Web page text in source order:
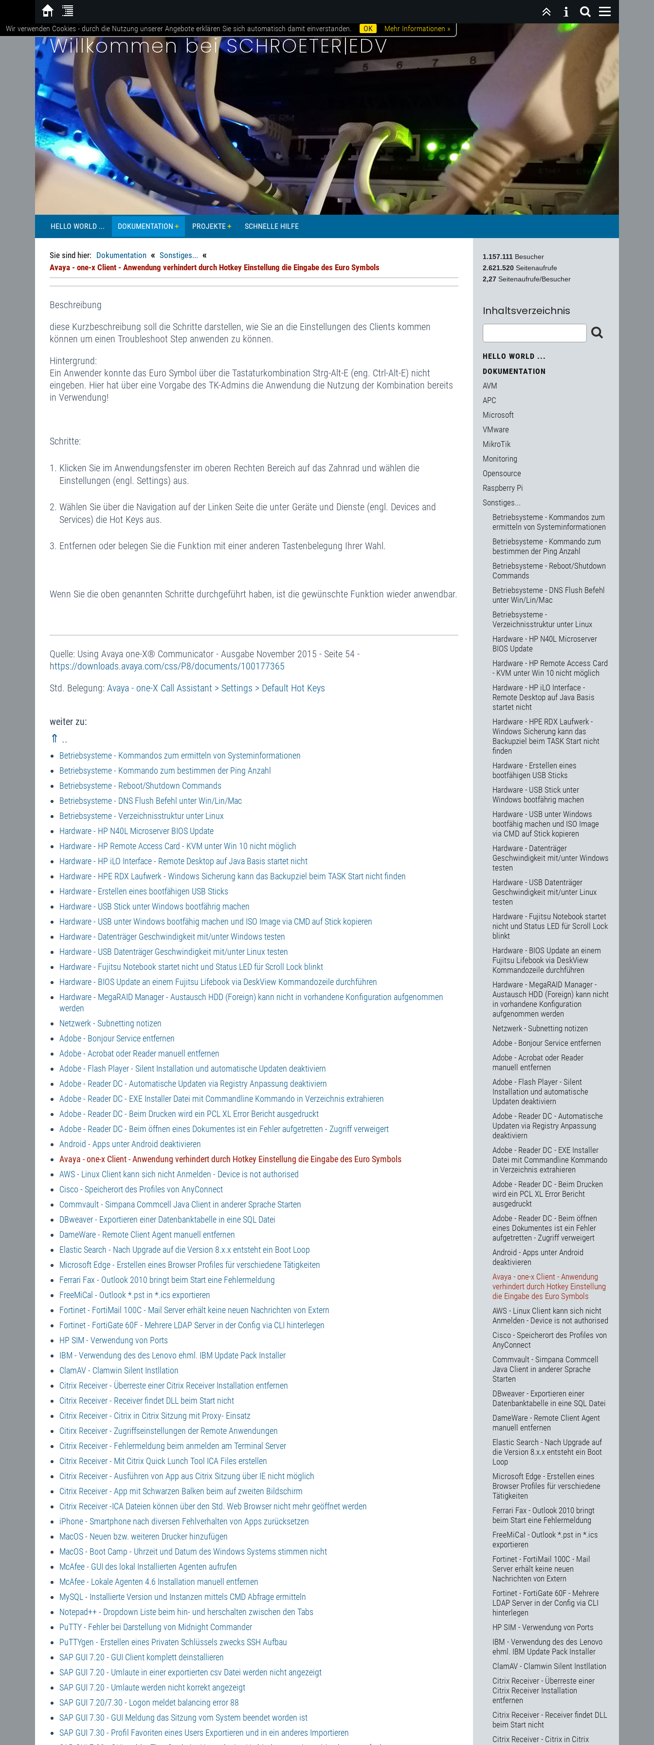
Willkommen bei SCHROETER|EDV
HELLO WORLD ... DOKUMENTATION PROJEKTE SCHNELLE HILFE
Sie sind hier: Dokumentation « Sonstiges... «
Avaya - one-x Client - Anwendung verhindert durch Hotkey Einstellung die Eingabe des Euro Symbols
Beschreibung
diese Kurzbeschreibung soll die Schritte darstellen, wie Sie an die Einstellungen des Clients kommen
können um einen Troubleshoot Step anwenden zu können.
Hintergrund:
Ein Anwender konnte das Euro Symbol über die Tastaturkombination Strg-Alt-E (eng. Ctrl-Alt-E) nicht
eingeben. Hier hat über eine Vorgabe des TK-Admins die Anwendung die Nutzung der Kombination bereits
in Verwendung!
Schritte:
Klicken Sie im Anwendungsfenster im oberen Rechten Bereich auf das Zahnrad und wählen die
Einstellungen (engl. Settings) aus.
Wählen Sie über die Navigation auf der Linken Seite die unter Geräte und Dienste (engl. Devices and
Services) die Hot Keys aus.
Entfernen oder belegen Sie die Funktion mit einer anderen Tastenbelegung Ihrer Wahl.
Wenn Sie die oben genannten Schritte durchgeführt haben, ist die gewünschte Funktion wieder anwendbar.
Quelle: Using Avaya one-X® Communicator - Ausgabe November 2015 - Seite 54 -
https://downloads.avaya.com/css/P8/documents/100177365
Std. Belegung: Avaya - one-X Call Assistant > Settings > Default Hot Keys
weiter zu:
⇑ ..
Betriebsysteme - Kommandos zum ermitteln von Systeminformationen
Betriebsysteme - Kommando zum bestimmen der Ping Anzahl
Betriebsysteme - Reboot/Shutdown Commands
Betriebsysteme - DNS Flush Befehl unter Win/Lin/Mac
Betriebsysteme - Verzeichnisstruktur unter Linux
Hardware - HP N40L Microserver BIOS Update
Hardware - HP Remote Access Card - KVM unter Win 10 nicht möglich
Hardware - HP iLO Interface - Remote Desktop auf Java Basis startet nicht
Hardware - HPE RDX Laufwerk - Windows Sicherung kann das Backupziel beim TASK Start nicht finden
Hardware - Erstellen eines bootfähigen USB Sticks
Hardware - USB Stick unter Windows bootfährig machen
Hardware - USB unter Windows bootfähig machen und ISO Image via CMD auf Stick kopieren
Hardware - Datenträger Geschwindigkeit mit/unter Windows testen
Hardware - USB Datenträger Geschwindigkeit mit/unter Linux testen
Hardware - Fujitsu Notebook startet nicht und Status LED für Scroll Lock blinkt
Hardware - BIOS Update an einem Fujitsu Lifebook via DeskView Kommandozeile durchführen
Hardware - MegaRAID Manager - Austausch HDD (Foreign) kann nicht in vorhandene Konfiguration aufgenommen
werden
Netzwerk - Subnetting notizen
Adobe - Bonjour Service entfernen
Adobe - Acrobat oder Reader manuell entfernen
Adobe - Flash Player - Silent Installation und automatische Updaten deaktiviern
Adobe - Reader DC - Automatische Updaten via Registry Anpassung deaktiviern
Adobe - Reader DC - EXE Installer Datei mit Commandline Kommando in Verzeichnis extrahieren
Adobe - Reader DC - Beim Drucken wird ein PCL XL Error Bericht ausgedruckt
Adobe - Reader DC - Beim öffnen eines Dokumentes ist ein Fehler aufgetretten - Zugriff verweigert
Android - Apps unter Android deaktivieren
Avaya - one-x Client - Anwendung verhindert durch Hotkey Einstellung die Eingabe des Euro Symbols
AWS - Linux Client kann sich nicht Anmelden - Device is not authorised
Cisco - Speicherort des Profiles von AnyConnect
Commvault - Simpana Commcell Java Client in anderer Sprache Starten
DBweaver - Exportieren einer Datenbanktabelle in eine SQL Datei
DameWare - Remote Client Agent manuell entfernen
Elastic Search - Nach Upgrade auf die Version 8.x.x entsteht ein Boot Loop
Microsoft Edge - Erstellen eines Browser Profiles für verschiedene Tätigkeiten
Ferrari Fax - Outlook 2010 bringt beim Start eine Fehlermeldung
FreeMiCal - Outlook *.pst in *.ics exportieren
Fortinet - FortiMail 100C - Mail Server erhält keine neuen Nachrichten von Extern
Fortinet - FortiGate 60F - Mehrere LDAP Server in der Config via CLI hinterlegen
HP SIM - Verwendung von Ports
IBM - Verwendung des des Lenovo ehml. IBM Update Pack Installer
ClamAV - Clamwin Silent Instllation
Citrix Receiver - Überreste einer Citrix Receiver Installation entfernen
Citrix Receiver - Receiver findet DLL beim Start nicht
Citrix Receiver - Citrix in Citrix Sitzung mit Proxy- Einsatz
Citirx Receiver - Zugriffseinstellungen der Remote Anwendungen
Citrix Receiver - Fehlermeldung beim anmelden am Terminal Server
Citrix Receiver - Mit Citrix Quick Lunch Tool ICA Files erstellen
Citrix Receiver - Ausführen von App aus Citrix Sitzung über IE nicht möglich
Citrix Receiver - App mit Schwarzen Balken beim auf zweiten Bildschirm
Citrix Receiver -ICA Dateien können über den Std. Web Browser nicht mehr geöffnet werden
iPhone - Smartphone nach diversen Fehlverhalten von Apps zurücksetzen
MacOS - Neuen bzw. weiteren Drucker hinzufügen
MacOS - Boot Camp - Uhrzeit und Datum des Windows Systems stimmen nicht
McAfee - GUI des lokal Installierten Agenten aufrufen
McAfee - Lokale Agenten 4.6 Installation manuell entfernen
MySQL - Installierte Version und Instanzen mittels CMD Abfrage ermitteln
Notepad++ - Dropdown Liste beim hin- und herschalten zwischen den Tabs
PuTTY - Fehler bei Darstellung von Midnight Commander
PuTTYgen - Erstellen eines Privaten Schlüssels zwecks SSH Aufbau
SAP GUI 7.20 - GUI Client komplett deinstallieren
SAP GUI 7.20 - Umlaute in einer exportierten csv Datei werden nicht angezeigt
SAP GUI 7.20 - Umlaute werden nicht korrekt angezeigt
SAP GUI 7.20/7.30 - Logon meldet balancing error 88
SAP GUI 7.30 - GUI Meldung das Sitzung vom System beendet worden ist
SAP GUI 7.30 - Profil Favoriten eines Users Exportieren und in ein anderes Importieren
1.157.111 Besucher
2.621.520 Seitenaufrufe
2,27 Seitenaufrufe/Besucher
Inhaltsverzeichnis
HELLO WORLD ...
DOKUMENTATION
AVM
APC
Microsoft
VMware
MikroTik
Monitoring
Opensource
Raspberry Pi
Sonstiges...
Betriebsysteme - Kommandos zum
ermitteln von Systeminformationen
Betriebsysteme - Kommando zum
bestimmen der Ping Anzahl
Betriebsysteme - Reboot/Shutdown
Commands
Betriebsysteme - DNS Flush Befehl
unter Win/Lin/Mac
Betriebsysteme -
Verzeichnisstruktur unter Linux
Hardware - HP N40L Microserver
BIOS Update
Hardware - HP Remote Access Card
- KVM unter Win 10 nicht möglich
Hardware - HP iLO Interface -
Remote Desktop auf Java Basis
startet nicht
Hardware - HPE RDX Laufwerk -
Windows Sicherung kann das
Backupziel beim TASK Start nicht
finden
Hardware - Erstellen eines
bootfähigen USB Sticks
Hardware - USB Stick unter
Windows bootfährig machen
Hardware - USB unter Windows
bootfähig machen und ISO Image
via CMD auf Stick kopieren
Hardware - Datenträger
Geschwindigkeit mit/unter Windows
testen
Hardware - USB Datenträger
Geschwindigkeit mit/unter Linux
testen
Hardware - Fujitsu Notebook startet
nicht und Status LED für Scroll Lock
blinkt
Hardware - BIOS Update an einem
Fujitsu Lifebook via DeskView
Kommandozeile durchführen
Hardware - MegaRAID Manager -
Austausch HDD (Foreign) kann nicht
in vorhandene Konfiguration
aufgenommen werden
Netzwerk - Subnetting notizen
Adobe - Bonjour Service entfernen
Adobe - Acrobat oder Reader
manuell entfernen
Adobe - Flash Player - Silent
Installation und automatische
Updaten deaktiviern
Adobe - Reader DC - Automatische
Updaten via Registry Anpassung
deaktiviern
Adobe - Reader DC - EXE Installer
Datei mit Commandline Kommando
in Verzeichnis extrahieren
Adobe - Reader DC - Beim Drucken
wird ein PCL XL Error Bericht
ausgedruckt
Adobe - Reader DC - Beim öffnen
eines Dokumentes ist ein Fehler
aufgetretten - Zugriff verweigert
Android - Apps unter Android
deaktivieren
Avaya - one-x Client - Anwendung
verhindert durch Hotkey Einstellung
die Eingabe des Euro Symbols
AWS - Linux Client kann sich nicht
Anmelden - Device is not authorised
Cisco - Speicherort des Profiles von
AnyConnect
Commvault - Simpana Commcell
Java Client in anderer Sprache
Starten
DBweaver - Exportieren einer
Datenbanktabelle in eine SQL Datei
DameWare - Remote Client Agent
manuell entfernen
Elastic Search - Nach Upgrade auf
die Version 8.x.x entsteht ein Boot
Loop
Microsoft Edge - Erstellen eines
Browser Profiles für verschiedene
Tätigkeiten
Ferrari Fax - Outlook 2010 bringt
beim Start eine Fehlermeldung
FreeMiCal - Outlook *.pst in *.ics
exportieren
Fortinet - FortiMail 100C - Mail
Server erhält keine neuen
Nachrichten von Extern
Fortinet - FortiGate 60F - Mehrere
LDAP Server in der Config via CLI
hinterlegen
HP SIM - Verwendung von Ports
IBM - Verwendung des des Lenovo
ehml. IBM Update Pack Installer
ClamAV - Clamwin Silent Instllation
Citrix Receiver - Überreste einer
Citrix Receiver Installation
entfernen
Citrix Receiver - Receiver findet DLL
beim Start nicht
Citrix Receiver - Citrix in Citrix
Wir verwenden Cookies - durch die Nutzung unserer Angebote erklären Sie sich automatisch damit einverstanden. OK Mehr Informationen »